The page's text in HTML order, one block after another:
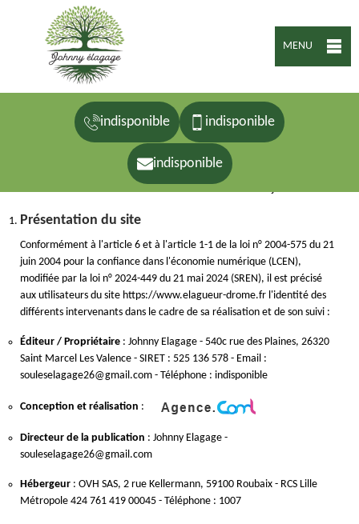
MENU
indisponible indisponible
indisponible
Mentions légales
mise à jour : Juin 2026
Présentation du site
Conformément à l'article 6 et à l'article 1-1 de la loi n° 2004-575 du 21
juin 2004 pour la confiance dans l'économie numérique (LCEN),
modifiée par la loi n° 2024-449 du 21 mai 2024 (SREN), il est précisé
aux utilisateurs du site https://www.elagueur-drome.fr l'identité des
différents intervenants dans le cadre de sa réalisation et de son suivi :
Éditeur / Propriétaire : Johnny Elagage - 540c rue des Plaines, 26320
Saint Marcel Les Valence - SIRET : 525 136 578 - Email :
souleselagage26@gmail.com - Téléphone : indisponible
Conception et réalisation :
Directeur de la publication : Johnny Elagage -
souleselagage26@gmail.com
Hébergeur : OVH SAS, 2 rue Kellermann, 59100 Roubaix - RCS Lille
Métropole 424 761 419 00045 - Téléphone : 1007